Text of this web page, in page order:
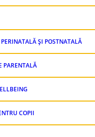
ȘI POSTNATALĂ
PARENTALĂ
COPII